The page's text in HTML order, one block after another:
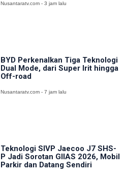
Nusantaratv.com - 3 jam lalu
BYD Perkenalkan Tiga Teknologi
Dual Mode, dari Super Irit hingga
Off-road
Nusantaratv.com - 7 jam lalu
Teknologi SIVP Jaecoo J7 SHS-
P Jadi Sorotan GIIAS 2026, Mobil
Parkir dan Datang Sendiri